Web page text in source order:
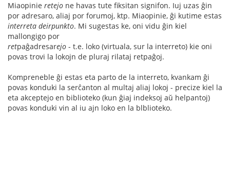
Miaopinie retejo ne havas tute fiksitan signifon. Iuj uzas ĝin
por adresaro, aliaj por forumoj, ktp. Miaopinie, ĝi kutime estas
interreta deirpunkto. Mi sugestas ke, oni vidu ĝin kiel
mallongigo por
retpaĝadresarejo - t.e. loko (virtuala, sur la interreto) kie oni
povas trovi la lokojn de pluraj rilataj retpaĝoj.
Kompreneble ĝi estas eta parto de la interreto, kvankam ĝi
povas konduki la serĉanton al multaj aliaj lokoj - precize kiel la
eta akceptejo en biblioteko (kun ĝiaj indeksoj aŭ helpantoj)
povas konduki vin al iu ajn loko en la blblioteko.